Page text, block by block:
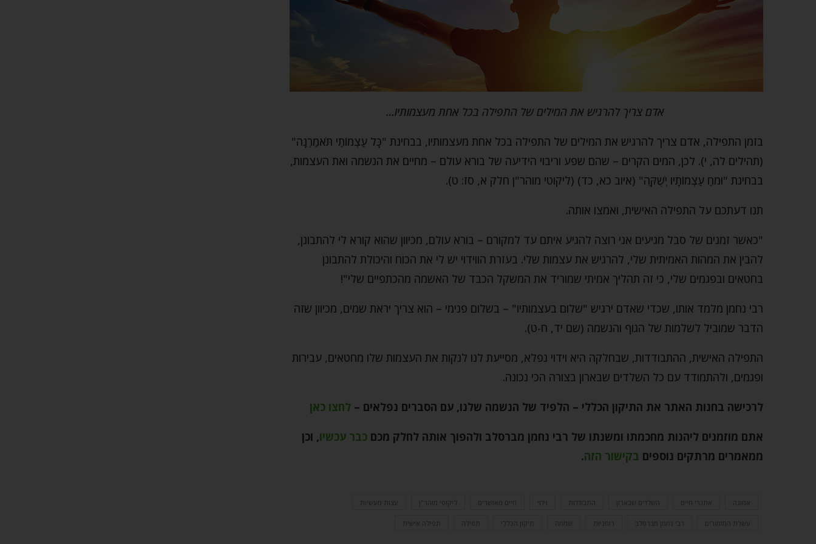
אדם צריך להרגיש את המילים של התפילה בכל אחת מעצמותיו…
בזמן התפילה, אדם צריך להרגיש את המילים של התפילה בכל אחת מעצמותיו, בבחינת "כָּל עַצְמוֹתַי תֹּאמַרְנָה"
(תהילים לה, י). לכן, המים הקרים – שהם שפע וריבוי הידיעה של בורא עולם – מחיים את הנשמה ואת העצמות,
בבחינת "וּמֹחַ עַצְמוֹתָיו יְשֻׁקֶּה" (איוב כא, כד) (ליקוטי מוהר"ן חלק א, סז: ט).
תנו דעתכם על התפילה האישית, ואמצו אותה.
"כאשר זמנים של סבל מגיעים אני רוצה להגיע איתם עד למקורם – בורא עולם, מכיוון שהוא קורא לי להתבונן,
להבין את המהות האמיתית שלי, להרגיש את עצמות שלי. בעזרת הווידוי יש לי את הכוח והיכולת להתבונן
בחטאים ובפגמים שלי, כי זה תהליך אמיתי שמוריד את המשקל הכבד של האשמה מהכתפיים שלי"!
רבי נחמן מלמד אותו, שכדי שאדם ירגיש "שלום בעצמותיו" – בשלום פנימי – הוא צריך יראת שמים, מכיוון שזה
הדבר שמוביל לשלמות של הגוף והנשמה (שם יד, ח-ט).
התפילה האישית, ההתבודדות, שבחלקה היא וידוי נפלא, מסייעת לנו לנקות את העצמות שלו מחטאים, עבירות
ופגמים, ולהתמודד עם כל השלדים שבארון בצורה הכי נכונה.
לרכישה בחנות האתר את התיקון הכללי – הלפיד של הנשמה שלנו, עם הסברים נפלאים – לחצו כאן
אתם מוזמנים ליהנות מחכמתו ומשנתו של רבי נחמן מברסלב ולהפוך אותה לחלק מכם כבר עכשיו, וכן
ממאמרים מרתקים נוספים בקישור הזה.
אמונה אתגרי חיים השלדים שבארון התבודדות חיים מאושרים ליקוטי מוהר"ן עצות מעשיות
עשרת המזמורים רבי נחמן מברסלב רוחניות שמחה תיקון הכללי תפילה תפילה אישית